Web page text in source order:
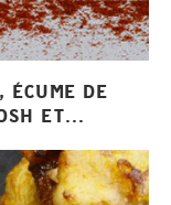
ÉCUME DE
ET...